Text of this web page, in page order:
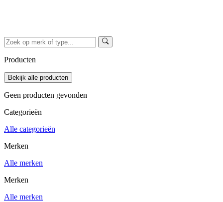
Producten
Geen producten gevonden
Categorieën
Alle categorieën
Merken
Alle merken
Merken
Alle merken